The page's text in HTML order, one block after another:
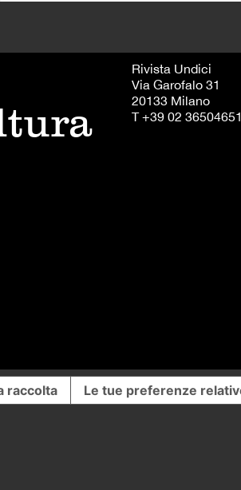
Rivista Undici
Via Garofalo 31
20133 Milano
T +39 02 36504651
raccolta Le tue preferenze